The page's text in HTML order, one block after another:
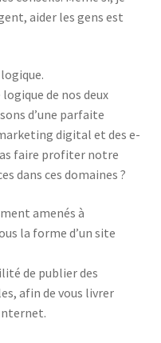
aider les gens est
de nos deux
d’une parfaite
digital et des e-
faire profiter notre
dans ces domaines ?
amenés à
la forme d’un site
de publier des
afin de vous livrer